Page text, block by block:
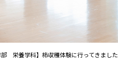
部 栄養学科】柿収穫体験に行ってきました